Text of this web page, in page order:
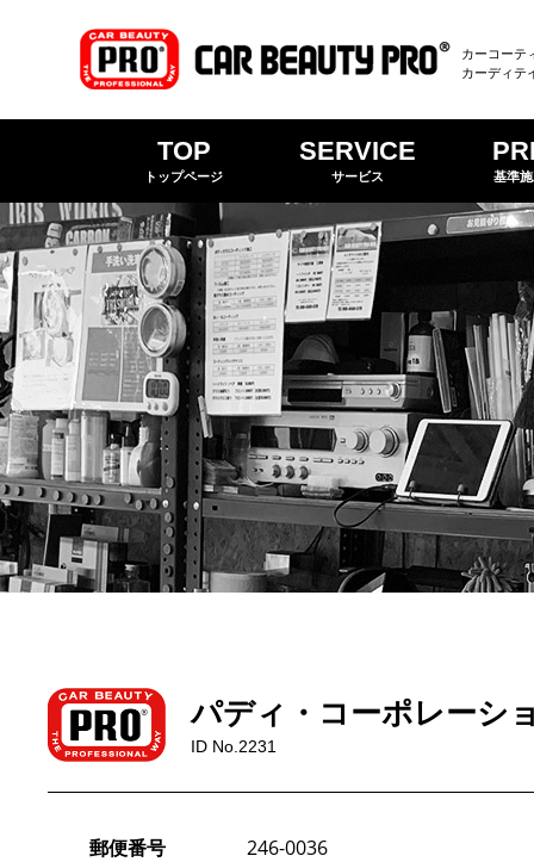
カーコーテ
カーディテ
TOP
トップページ
SERVICE
サービス 基準
パディ・コーポレーシ
ID No.2231
郵便番号
246-0036